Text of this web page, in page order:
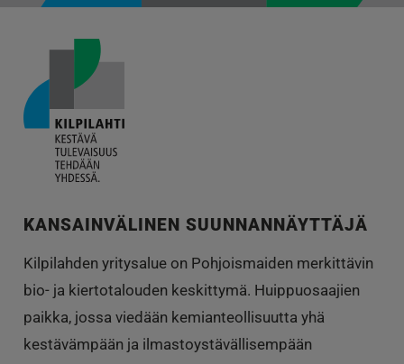
KANSAINVÄLINEN SUUNNANNÄYTTÄJÄ
Kilpilahden yritysalue on Pohjoismaiden merkittävin
bio- ja kiertotalouden keskittymä. Huippuosaajien
paikka, jossa viedään kemianteollisuutta yhä
kestävämpään ja ilmastoystävällisempään